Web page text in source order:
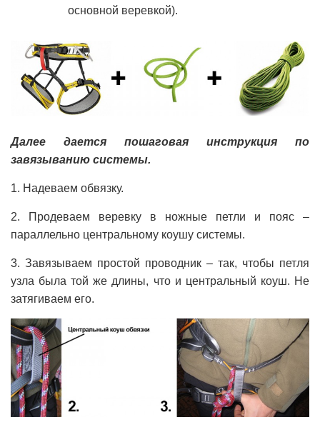
основной веревкой).
Далее дается пошаговая инструкция по
завязыванию системы.
1. Надеваем обвязку.
2. Продеваем веревку в ножные петли и пояс –
параллельно центральному коушу системы.
3. Завязываем простой проводник – так, чтобы петля
узла была той же длины, что и центральный коуш. Не
затягиваем его.